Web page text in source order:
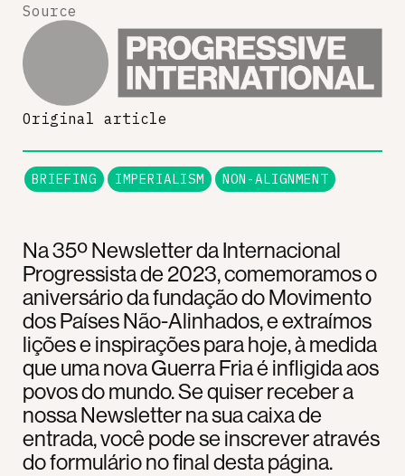
Na 35º Newsletter da Internacional
Progressista de 2023, comemoramos o
aniversário da fundação do Movimento
dos Países Não-Alinhados, e extraímos
lições e inspirações para hoje, à medida
que uma nova Guerra Fria é infligida aos
povos do mundo. Se quiser receber a
nossa Newsletter na sua caixa de
entrada, você pode se inscrever através
do formulário no final desta página.
Source
Original article
BRIEFING IMPERIALISM NON-ALIGNMENT